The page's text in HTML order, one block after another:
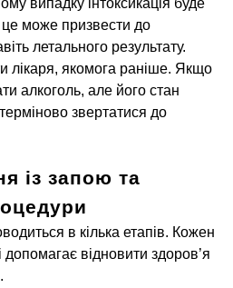
випадку інтоксикація буде
може призвести до
летального результату.
лікаря, якомога раніше. Якщо
алкоголь, але його стан
звертатися до
із запою та
в кілька етапів. Кожен
відновити здоров’я